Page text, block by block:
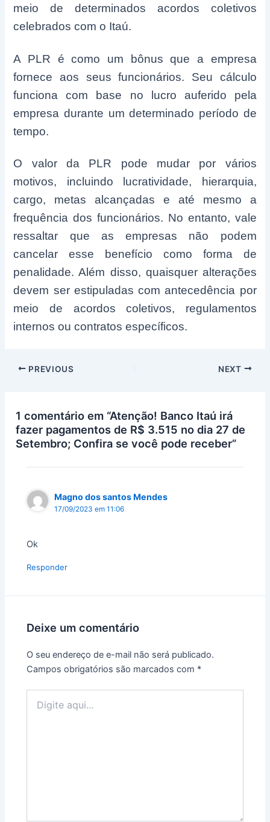
meio de determinados acordos coletivos
celebrados com o Itaú.
A PLR é como um bônus que a empresa
fornece aos seus funcionários. Seu cálculo
funciona com base no lucro auferido pela
empresa durante um determinado período de
tempo.
O valor da PLR pode mudar por vários
motivos, incluindo lucratividade, hierarquia,
cargo, metas alcançadas e até mesmo a
frequência dos funcionários. No entanto, vale
ressaltar que as empresas não podem
cancelar esse benefício como forma de
penalidade. Além disso, quaisquer alterações
devem ser estipuladas com antecedência por
meio de acordos coletivos, regulamentos
internos ou contratos específicos.
Post
PREVIOUS NEXT
1 comentário em “Atenção! Banco Itaú irá
fazer pagamentos de R$ 3.515 no dia 27 de
Setembro; Confira se você pode receber”
Magno dos santos Mendes
17/09/2023 em 11:06
Ok
Responder
Deixe um comentário
O seu endereço de e-mail não será publicado.
Campos obrigatórios são marcados com *
aqui...